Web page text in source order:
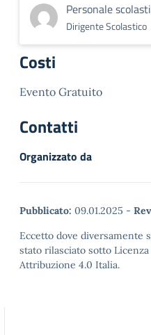
Personale
Dirigente Scolastico
Costi
Evento Gratuito
Contatti
Organizzato da
Pubblicato: 09.01.2025 -
Eccetto dove diversamente
stato rilasciato sotto
Attribuzione 4.0 Italia.